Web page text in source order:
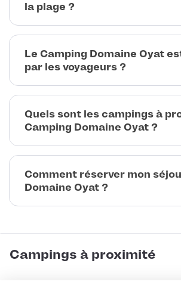
la plage ?
Le Camping Domaine Oyat
par les voyageurs ?
Quels sont les campings à
Camping Domaine Oyat ?
Comment réserver mon
Domaine Oyat ?
Campings à proximité